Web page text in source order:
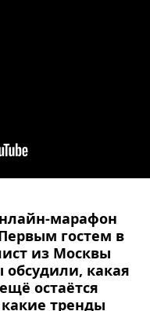
марафон
гостем в
из Москвы
обсудили, какая
остаётся
тренды